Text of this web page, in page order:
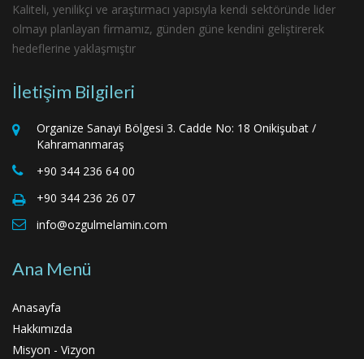
Kaliteli, yenilikçi ve araştırmacı yapısıyla kendi sektöründe lider
olmayı planlayan firmamız, günden güne kendini geliştirerek
hedeflerine yaklaşmıştır
İletişim Bilgileri
Organize Sanayi Bölgesi 3. Cadde No: 18 Onikişubat /
Kahramanmaraş
+90 344 236 64 00
+90 344 236 26 07
info@ozgulmelamin.com
Ana Menü
Anasayfa
Hakkımızda
Misyon - Vizyon